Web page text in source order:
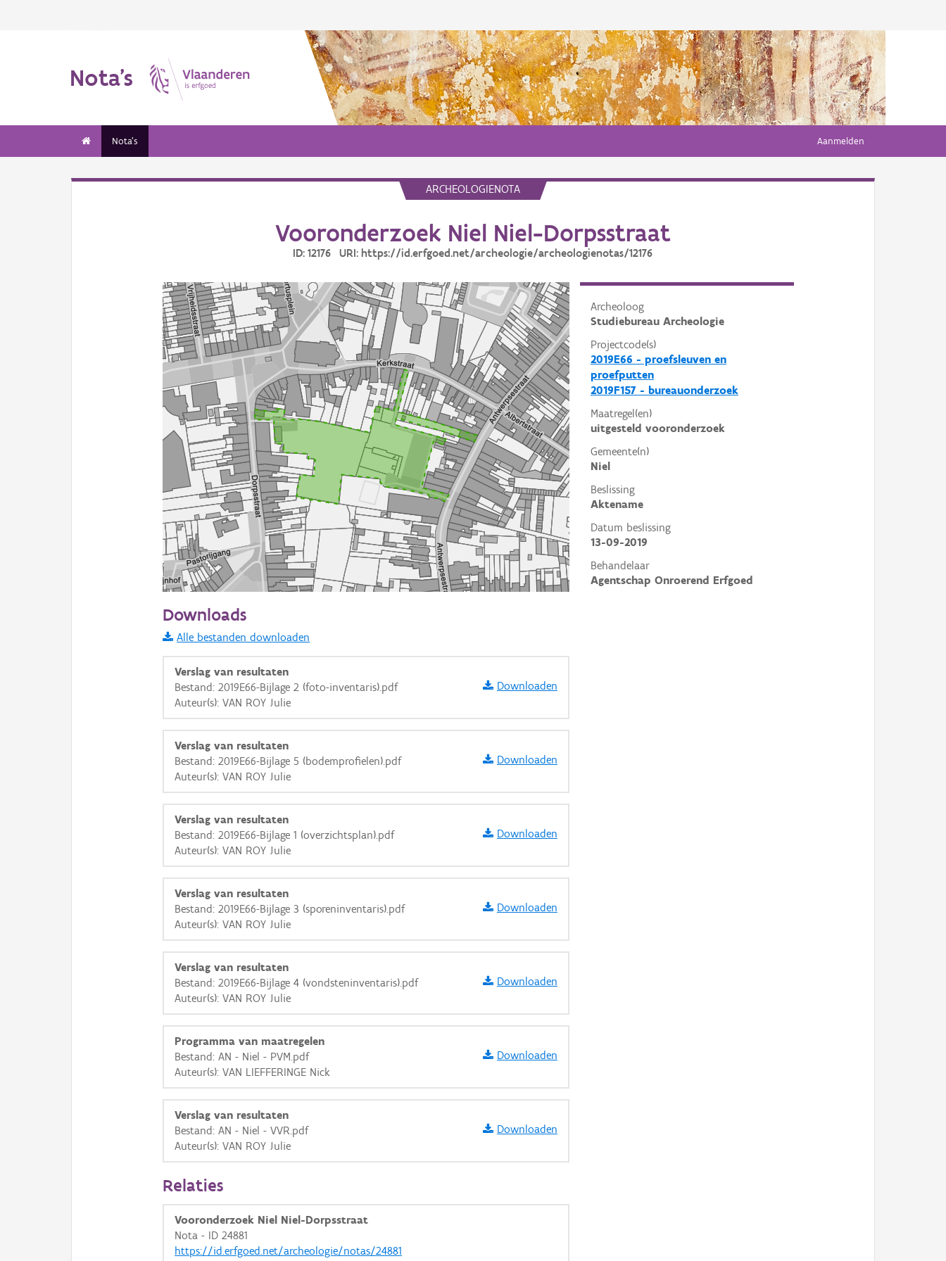
Nota's
Nota's Aanmelden
ARCHEOLOGIENOTA
Vooronderzoek Niel Niel-Dorpsstraat
ID: 12176 URI: https://id.erfgoed.net/archeologie/archeologienotas/12176
Archeoloog
Studiebureau Archeologie
Projectcode(s)
2019E66 - proefsleuven en
proefputten
2019F157 - bureauonderzoek
Maatregel(en)
uitgesteld vooronderzoek
Gemeente(n)
Niel
Beslissing
Aktename
Datum beslissing
13-09-2019
Behandelaar
Agentschap Onroerend Erfgoed
Informatie Vlaanderen
i
+ −
OSM-Basiskaart
Ortho
GRB-Basiskaart
GRB-Basiskaart in grijswaarden
Downloads
Alle bestanden downloaden
Verslag van resultaten
Bestand: 2019E66-Bijlage 2 (foto-inventaris).pdf
Auteur(s): VAN ROY Julie
Downloaden
Verslag van resultaten
Bestand: 2019E66-Bijlage 5 (bodemprofielen).pdf
Auteur(s): VAN ROY Julie
Downloaden
Verslag van resultaten
Bestand: 2019E66-Bijlage 1 (overzichtsplan).pdf
Auteur(s): VAN ROY Julie
Downloaden
Verslag van resultaten
Bestand: 2019E66-Bijlage 3 (sporeninventaris).pdf
Auteur(s): VAN ROY Julie
Downloaden
Verslag van resultaten
Bestand: 2019E66-Bijlage 4 (vondsteninventaris).pdf
Auteur(s): VAN ROY Julie
Downloaden
Programma van maatregelen
Bestand: AN - Niel - PVM.pdf
Auteur(s): VAN LIEFFERINGE Nick
Downloaden
Verslag van resultaten
Bestand: AN - Niel - VVR.pdf
Auteur(s): VAN ROY Julie
Downloaden
Relaties
Vooronderzoek Niel Niel-Dorpsstraat
Nota - ID 24881
https://id.erfgoed.net/archeologie/notas/24881